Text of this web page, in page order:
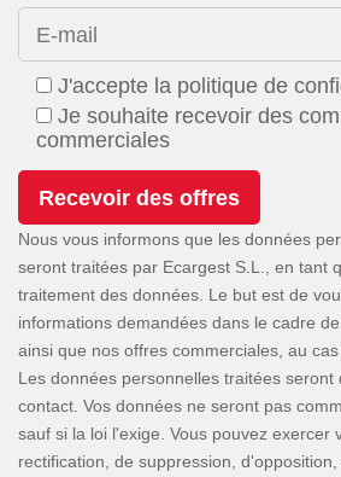
E-mail
J'accepte la politique de
Je souhaite recevoir des
commerciales
Nous vous informons que les données
seront traitées par Ecargest S.L., en tant
traitement des données. Le but est de
informations demandées dans le cadre
ainsi que nos offres commerciales, au
Les données personnelles traitées seront
contact. Vos données ne seront pas
sauf si la loi l'exige. Vous pouvez exercer
rectification, de suppression,